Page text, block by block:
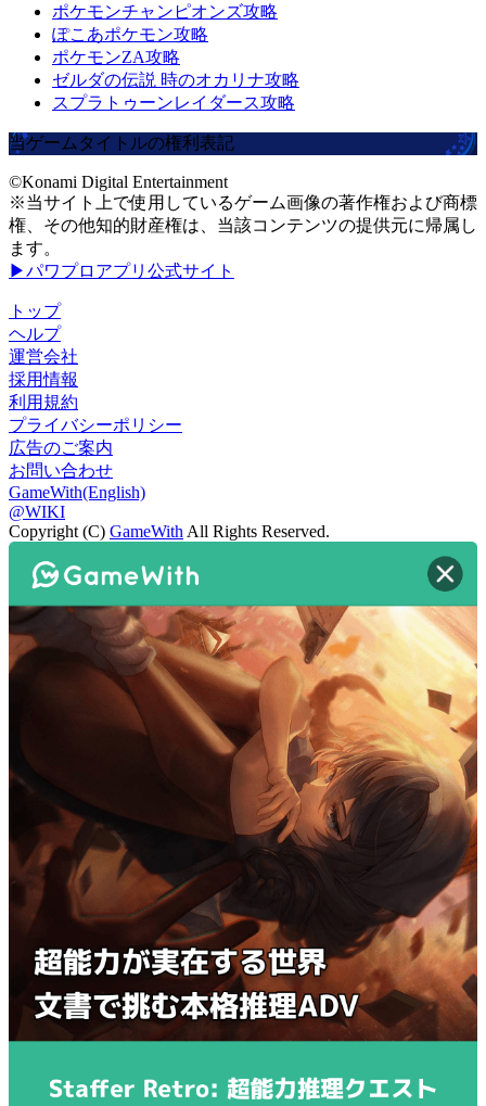
ポケモンチャンピオンズ攻略
ぽこあポケモン攻略
ポケモンZA攻略
ゼルダの伝説 時のオカリナ攻略
スプラトゥーンレイダース攻略
当ゲームタイトルの権利表記
©Konami Digital Entertainment
※当サイト上で使用しているゲーム画像の著作権および商標
権、その他知的財産権は、当該コンテンツの提供元に帰属し
ます。
▶パワプロアプリ公式サイト
トップ
ヘルプ
運営会社
採用情報
利用規約
プライバシーポリシー
広告のご案内
お問い合わせ
GameWith(English)
@WIKI
Copyright (C) GameWith All Rights Reserved.